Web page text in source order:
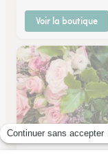
Voir la boutique